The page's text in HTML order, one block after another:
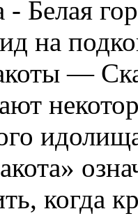
- Белая
на
—
когда